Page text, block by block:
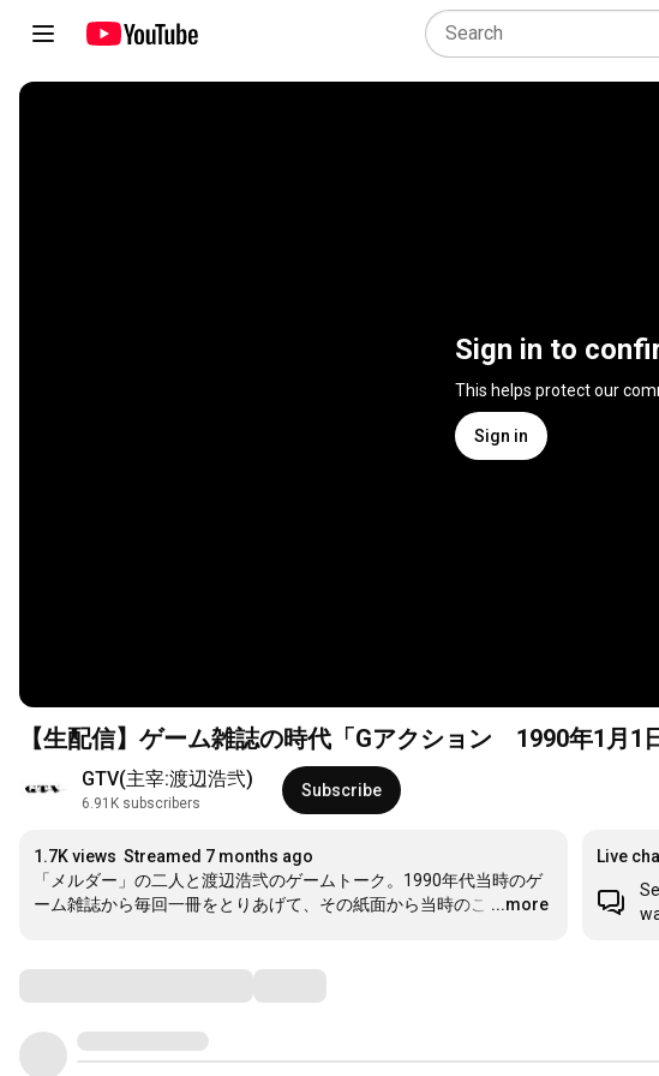
Sign in to
This helps protect our
Sign in
【生配信】ゲーム雑誌の時代「Gアクション 1990年1月1
GTV(主宰:渡辺浩弐)
6.91K subscribers
Subscribe
1.7K views Streamed 7 months ago
「メルダー」の二人と渡辺浩弐のゲームトーク。1990年代当時のゲ
ーム雑誌から毎回一冊をとりあげて、その紙面から当時のこ …
...more
Live